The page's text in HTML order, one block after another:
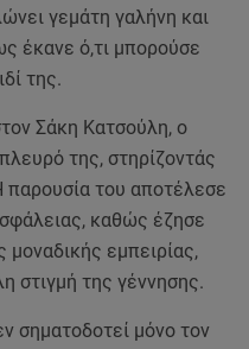
γεμάτη γαλήνη και
έκανε ό,τι μπορούσε
της.
Σάκη Κατσούλη, ο
της, στηρίζοντάς
παρουσία του αποτέλεσε
καθώς έζησε
εμπειρίας,
στιγμή της γέννησης.
σηματοδοτεί μόνο τον